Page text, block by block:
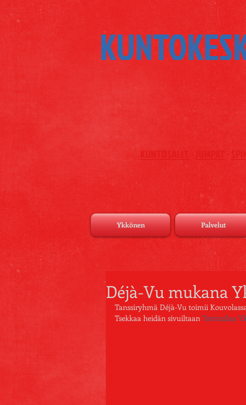
KUNTOSALIT - JUMPAT -
Ykkönen Palvelut
Déjà-Vu mukana
Tanssiryhmä Déjà-Vu toimii
Tsekkaa heidän sivuiltaan Tonttuilua